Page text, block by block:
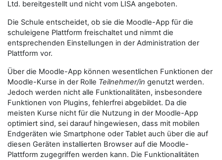
Ltd. bereitgestellt und nicht vom LISA angeboten.
Die Schule entscheidet, ob sie die Moodle-App für die
schuleigene Plattform freischaltet und nimmt die
entsprechenden Einstellungen in der Administration der
Plattform vor.
Über die Moodle-App können wesentlichen Funktionen der
Moodle-Kurse in der Rolle Teilnehmer/in genutzt werden.
Jedoch werden nicht alle Funktionalitäten, insbesondere
Funktionen von Plugins, fehlerfrei abgebildet. Da die
meisten Kurse nicht für die Nutzung in der Moodle-App
optimiert sind, sei darauf hingewiesen, dass mit mobilen
Endgeräten wie Smartphone oder Tablet auch über die auf
diesen Geräten installierten Browser auf die Moodle-
Plattform zugegriffen werden kann. Die Funktionalitäten